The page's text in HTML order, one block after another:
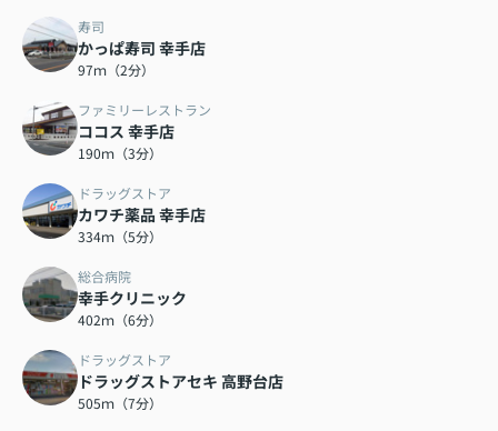
寿司
かっぱ寿司 幸手店
97ｍ（2分）
ファミリーレストラン
ココス 幸手店
190ｍ（3分）
ドラッグストア
カワチ薬品 幸手店
334ｍ（5分）
総合病院
幸手クリニック
402ｍ（6分）
ドラッグストア
ドラッグストアセキ 高野台店
505ｍ（7分）